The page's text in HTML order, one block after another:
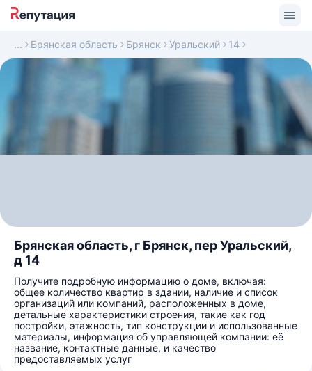
Брянская область Брянск Уральский 14
Брянская область, г Брянск, пер Уральский,
д 14
Получите подробную информацию о доме, включая:
общее количество квартир в здании, наличие и список
организаций или компаний, расположенных в доме,
детальные характеристики строения, такие как год
постройки, этажность, тип конструкции и использованные
материалы, информация об управляющей компании: её
название, контактные данные, и качество
предоставляемых услуг